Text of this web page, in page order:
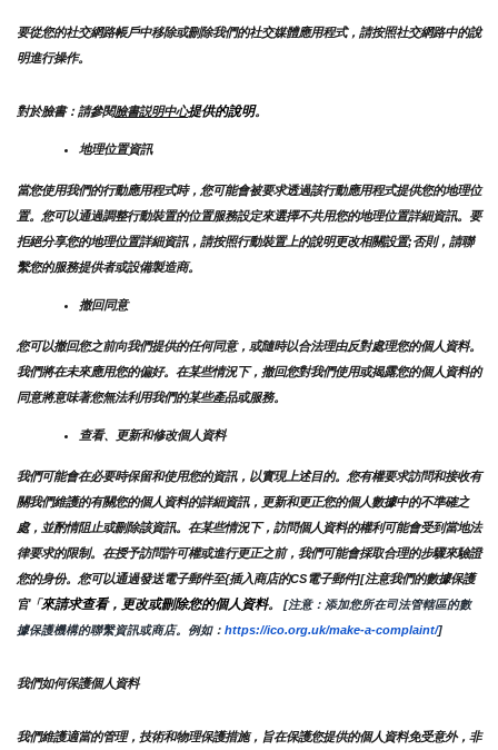
要從您的社交網路帳戶中移除或刪除我們的社交媒體應用程式，請按照社交網路中的說
明進行操作。
對於臉書：請參閱臉書説明中心提供的說明。
地理位置資訊
當您使用我們的行動應用程式時，您可能會被要求透過該行動應用程式提供您的地理位
置。您可以通過調整行動裝置的位置服務設定來選擇不共用您的地理位置詳細資訊。要
拒絕分享您的地理位置詳細資訊，請按照行動裝置上的說明更改相關設置;否則，請聯
繫您的服務提供者或設備製造商。
撤回同意
您可以撤回您之前向我們提供的任何同意，或隨時以合法理由反對處理您的個人資料。
我們將在未來應用您的偏好。在某些情況下，撤回您對我們使用或揭露您的個人資料的
同意將意味著您無法利用我們的某些產品或服務。
查看、更新和修改個人資料
我們可能會在必要時保留和使用您的資訊，以實現上述目的。您有權要求訪問和接收有
關我們維護的有關您的個人資料的詳細資訊，更新和更正您的個人數據中的不準確之
處，並酌情阻止或刪除該資訊。在某些情況下，訪問個人資料的權利可能會受到當地法
律要求的限制。在授予訪問許可權或進行更正之前，我們可能會採取合理的步驟來驗證
您的身份。您可以通過發送電子郵件至{插入商店的CS電子郵件][注意我們的數據保護
官「來請求查看，更改或刪除您的個人資料。
[注意：添加您所在司法管轄區的數
據保護機構的聯繫資訊或商店。例如： https://ico.org.uk/make-a-complaint/]
我們如何保護個人資料
我們維護適當的管理，技術和物理保護措施，旨在保護您提供的個人資料免受意外，非